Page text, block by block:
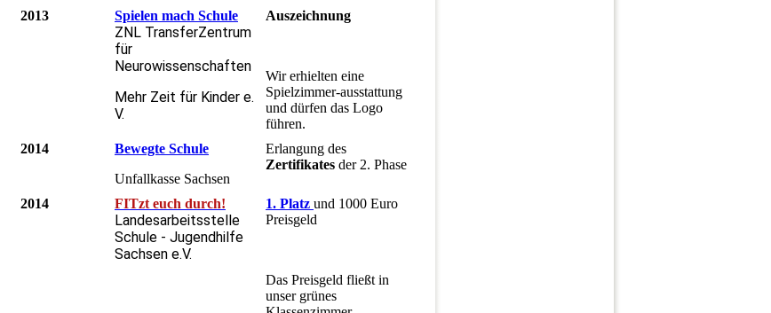
2013
Spielen mach Schule
ZNL TransferZentrum
für
Neurowissenschaften
Mehr Zeit für Kinder e.
V.
Auszeichnung
Wir erhielten eine
Spielzimmer-ausstattung
und dürfen das Logo
führen.
2014
Bewegte Schule
Unfallkasse Sachsen
Erlangung des
Zertifikates der 2. Phase
2014 FITzt euch durch!
Landesarbeitsstelle
Schule - Jugendhilfe
Sachsen e.V.
1. Platz und 1000 Euro
Preisgeld
Das Preisgeld fließt in
unser grünes